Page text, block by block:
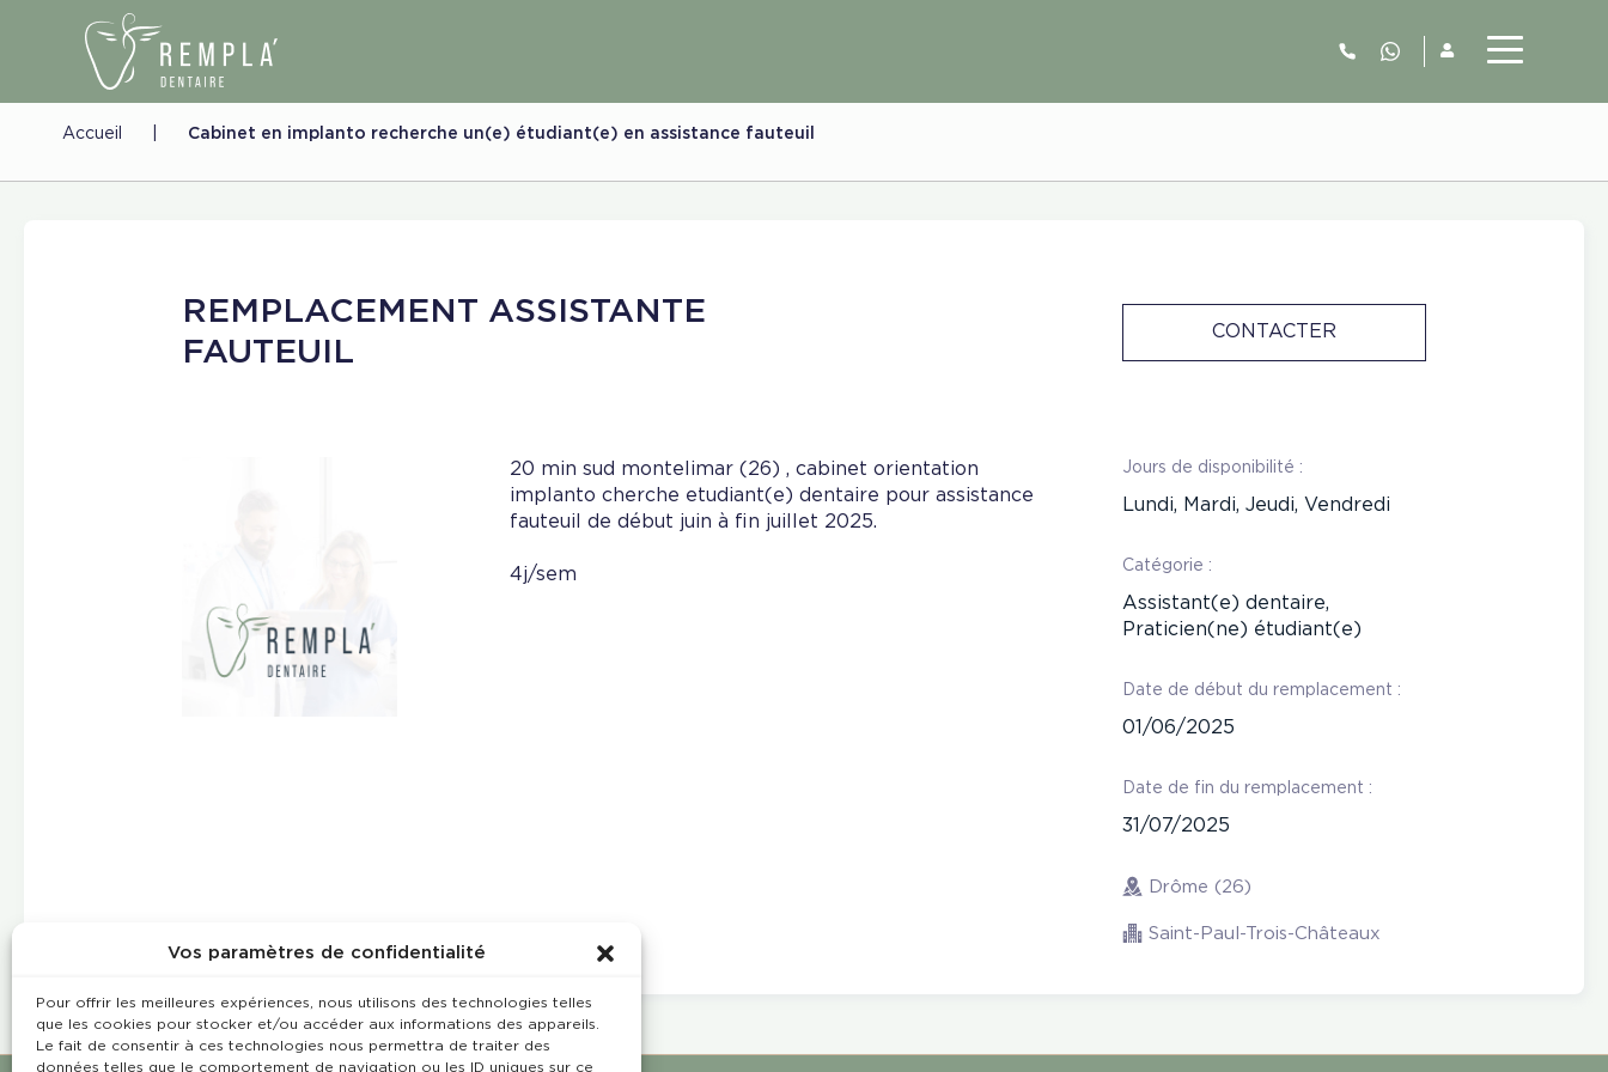
Vos paramètres de confidentialité
Pour offrir les meilleures expériences, nous utilisons des technologies telles
que les cookies pour stocker et/ou accéder aux informations des appareils.
Le fait de consentir à ces technologies nous permettra de traiter des
données telles que le comportement de navigation ou les ID uniques sur ce
06.52.63.77.73
Accueil Cabinet en implanto recherche un(e) étudiant(e) en assistance fauteuil
REMPLACEMENT ASSISTANTE
FAUTEUIL
CONTACTER
20 min sud montelimar (26) , cabinet orientation
implanto cherche etudiant(e) dentaire pour assistance
fauteuil de début juin à fin juillet 2025.
4j/sem
Jours de disponibilité :
Lundi, Mardi, Jeudi, Vendredi
Catégorie :
Assistant(e) dentaire,
Praticien(ne) étudiant(e)
Date de début du remplacement :
01/06/2025
Date de fin du remplacement :
31/07/2025
Drôme (26)
Saint-Paul-Trois-Châteaux